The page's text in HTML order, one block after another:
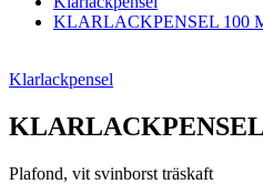
KLARLACKPENSEL 100
Klarlackpensel
Plafond, vit svinborst träskaft